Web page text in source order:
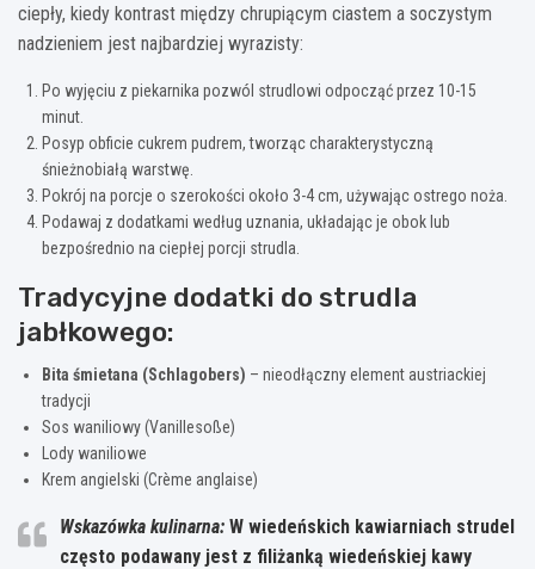
ciepły, kiedy kontrast między chrupiącym ciastem a soczystym
nadzieniem jest najbardziej wyrazisty:
Po wyjęciu z piekarnika pozwól strudlowi odpocząć przez 10-15
minut.
Posyp obficie cukrem pudrem, tworząc charakterystyczną
śnieżnobiałą warstwę.
Pokrój na porcje o szerokości około 3-4 cm, używając ostrego noża.
Podawaj z dodatkami według uznania, układając je obok lub
bezpośrednio na ciepłej porcji strudla.
Tradycyjne dodatki do strudla
jabłkowego:
Bita śmietana (Schlagobers) – nieodłączny element austriackiej
tradycji
Sos waniliowy (Vanillesoße)
Lody waniliowe
Krem angielski (Crème anglaise)
Wskazówka kulinarna: W wiedeńskich kawiarniach strudel
często podawany jest z filiżanką wiedeńskiej kawy